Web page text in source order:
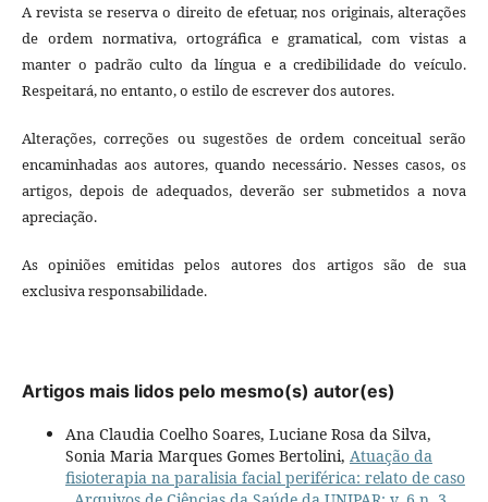
A revista se reserva o direito de efetuar, nos originais, alterações
de ordem normativa, ortográfica e gramatical, com vistas a
manter o padrão culto da língua e a credibilidade do veículo.
Respeitará, no entanto, o estilo de escrever dos autores.
Alterações, correções ou sugestões de ordem conceitual serão
encaminhadas aos autores, quando necessário. Nesses casos, os
artigos, depois de adequados, deverão ser submetidos a nova
apreciação.
As opiniões emitidas pelos autores dos artigos são de sua
exclusiva responsabilidade.
Artigos mais lidos pelo mesmo(s) autor(es)
Ana Claudia Coelho Soares, Luciane Rosa da Silva,
Sonia Maria Marques Gomes Bertolini, Atuação da
fisioterapia na paralisia facial periférica: relato de caso